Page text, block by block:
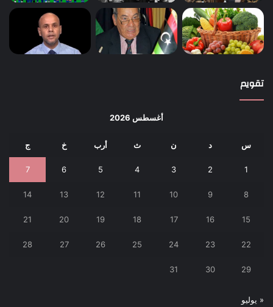
تقويم
أغسطس 2026
س د ن ث أرب خ ج
1
2
3
4
5
6
7
8
9
10
11
12
13
14
15
16
17
18
19
20
21
22
23
24
25
26
27
28
29
30
31
« يوليو